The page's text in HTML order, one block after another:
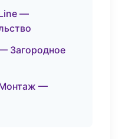
—
Загородное
Монтаж —